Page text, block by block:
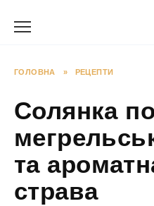
ГОЛОВНА » РЕЦЕПТИ
Солянка
та
страва